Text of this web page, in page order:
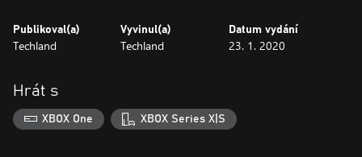
Publikoval(a)
Techland
Vyvinul(a)
Techland
Datum vydání
23. 1. 2020
Hrát s
XBOX One XBOX Series X|S